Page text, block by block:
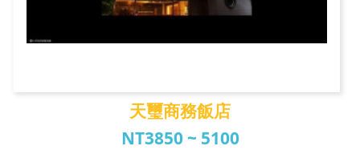
天璽商務飯店
NT3850 ~ 5100